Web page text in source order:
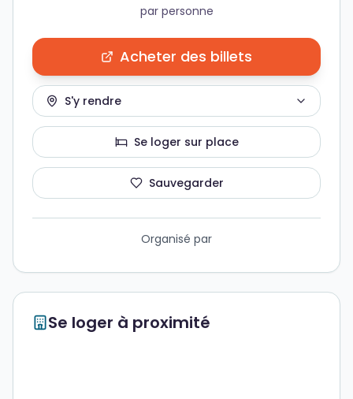
par personne
Acheter des billets
S'y rendre
Se loger sur place
Sauvegarder
Organisé par
Se loger à proximité